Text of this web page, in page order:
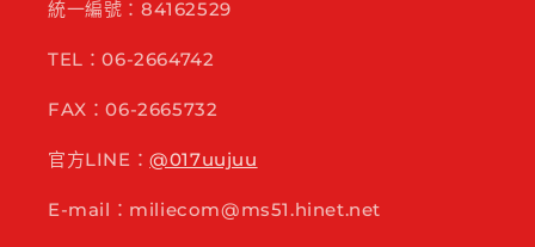
統一編號：84162529
TEL：06-2664742
FAX：06-2665732
官方LINE：@017uujuu
E-mail：miliecom@ms51.hinet.net